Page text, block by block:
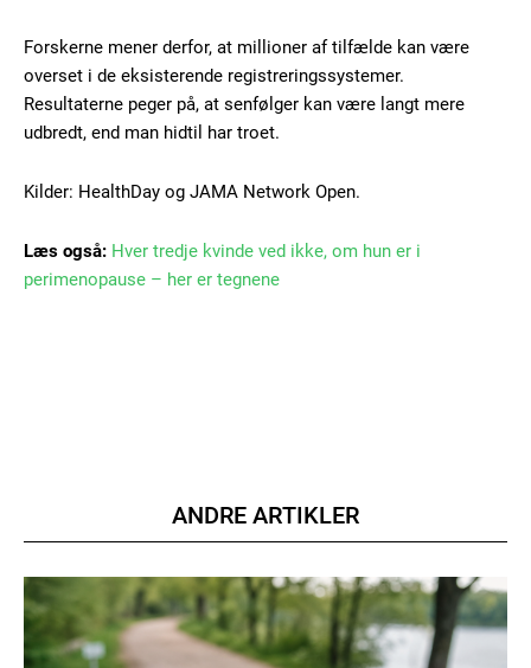
Gratis / forever
Etiam est nibh, lobortis sit
Nullam eu erat condimentum
Donec quis est ac felis
Member full access
100DKK / year
Forskerne mener derfor, at millioner af tilfælde kan være
overset i de eksisterende registreringssystemer.
Resultaterne peger på, at senfølger kan være langt mere
udbredt, end man hidtil har troet.
Kilder: HealthDay og JAMA Network Open.
Læs også: Hver tredje kvinde ved ikke, om hun er i
perimenopause – her er tegnene
ANDRE ARTIKLER